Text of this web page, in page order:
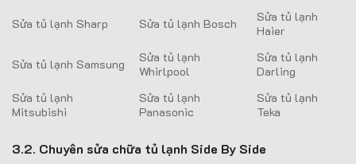
Sửa tủ lạnh Sharp Sửa tủ lạnh Bosch
Sửa tủ lạnh
Haier
Sửa tủ lạnh Samsung
Sửa tủ lạnh
Whirlpool
Sửa tủ lạnh
Darling
Sửa tủ lạnh
Mitsubishi
Sửa tủ lạnh
Panasonic
Sửa tủ lạnh
Teka
3.2. Chuyên sửa chữa tủ lạnh Side By Side